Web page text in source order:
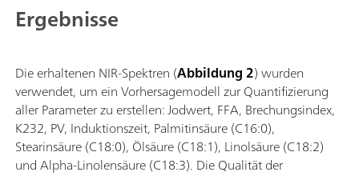
Ergebnisse
Die erhaltenen NIR-Spektren (Abbildung 2) wurden
verwendet, um ein Vorhersagemodell zur Quantifizierung
aller Parameter zu erstellen: Jodwert, FFA, Brechungsindex,
K232, PV, Induktionszeit, Palmitinsäure (C16:0),
Stearinsäure (C18:0), Ölsäure (C18:1), Linolsäure (C18:2)
und Alpha-Linolensäure (C18:3). Die Qualität der